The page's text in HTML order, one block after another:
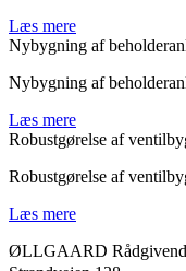
Læs mere
Nybygning af
Nybygning af
Læs mere
Robustgørelse af
Robustgørelse af
Læs mere
ØLLGAARD